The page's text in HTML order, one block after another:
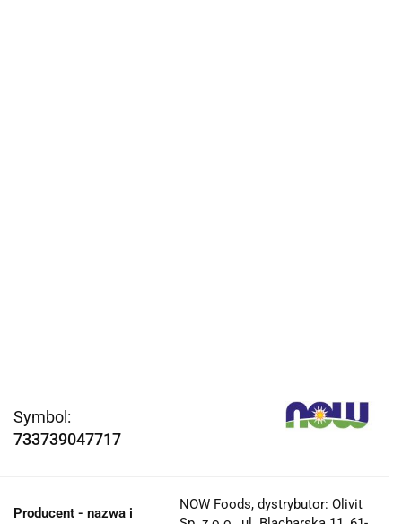
Symbol:
733739047717
Producent - nazwa i
NOW Foods, dystrybutor: Olivit